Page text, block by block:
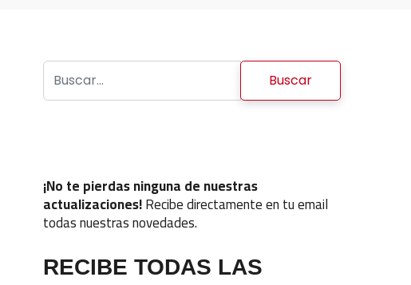
Buscar:
¡No te pierdas ninguna de nuestras
actualizaciones!Recibe directamente en tu email
todas nuestras novedades.
RECIBE TODAS LAS